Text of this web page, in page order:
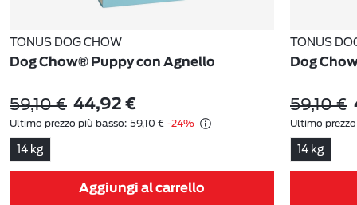
TONUS DOG CHOW
Dog Chow® Puppy con Agnello
59,10 € 44,92 €
Ultimo prezzo più basso: 59,10 € -24%
14 kg
Aggiungi al carrello
TONUS
Dog
59,10 €
Ultimo
14 kg